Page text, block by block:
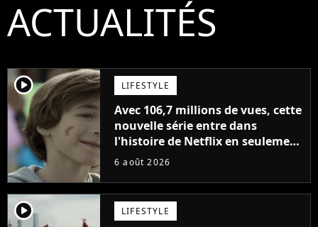
ACTUALITÉS
player2 LIFESTYLE
Avec 106,7 millions de vues, cette
nouvelle série entre dans
l'histoire de Netflix en seulement
48 jours
6 août 2026
player2 LIFESTYLE